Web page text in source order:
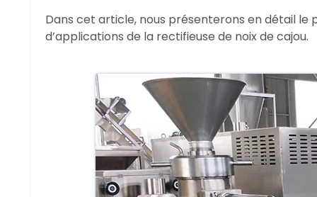
Dans cet article, nous présenterons en détail
d’applications de la rectifieuse de noix de cajou.